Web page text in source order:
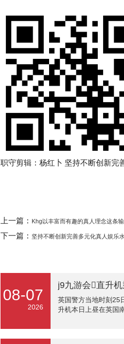
职守剪辑：杨红卜 坚持不断创新完
上一篇： Khg以丰富而有趣的真人理念这条
下一篇： 坚持不断创新完善多元化真人娱乐
08-07
2026
英国警方当地时刻25
升机本日上昼在英国